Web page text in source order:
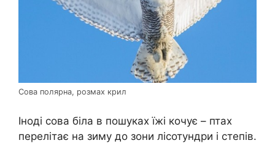
Сова полярна, розмах крил
Іноді сова біла в пошуках їжі кочує – птах
перелітає на зиму до зони лісотундри і степів.